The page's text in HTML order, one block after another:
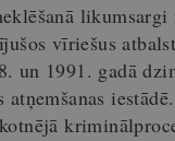
vīriešus
un 1991. gadā